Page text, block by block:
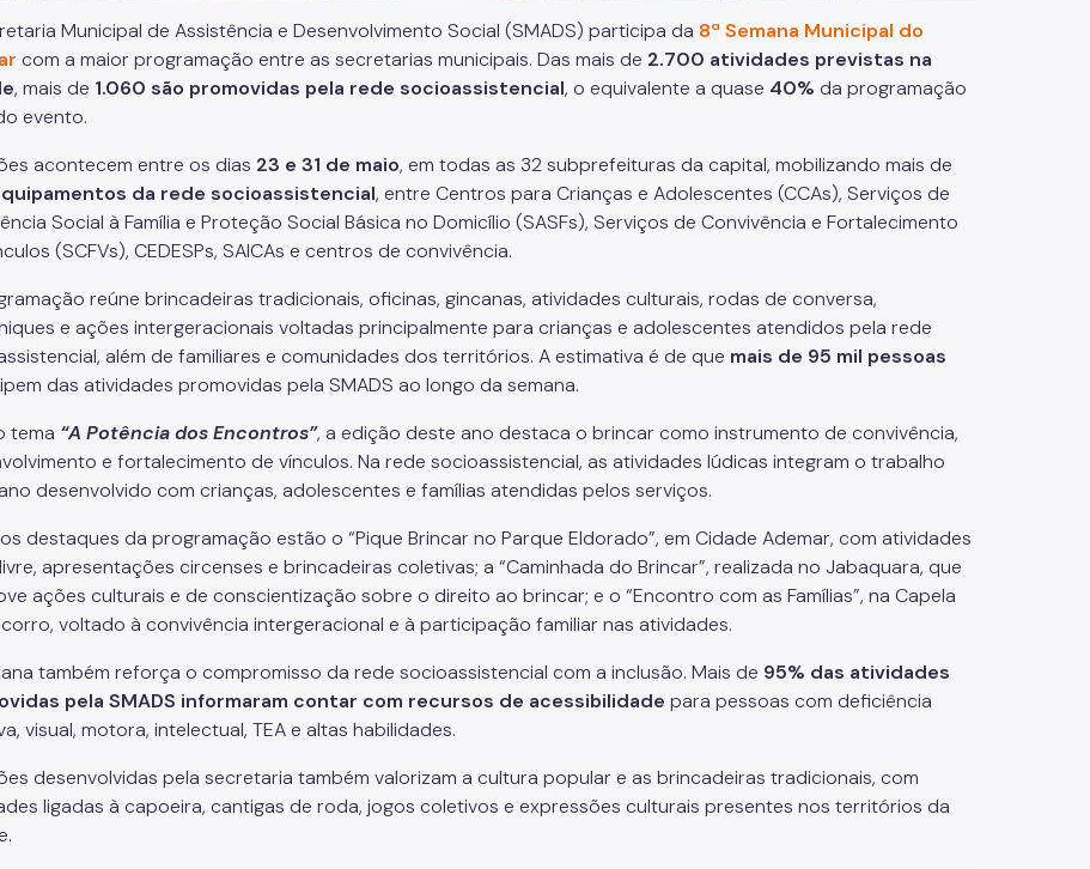
Municipal de Assistência e Desenvolvimento Social (SMADS) participa da 8ª Semana Municipal do
com a maior programação entre as secretarias municipais. Das mais de 2.700 atividades previstas na
, mais de 1.060 são promovidas pela rede socioassistencial, o equivalente a quase 40% da programação
evento.
acontecem entre os dias 23 e 31 de maio, em todas as 32 subprefeituras da capital, mobilizando mais de
da rede socioassistencial, entre Centros para Crianças e Adolescentes (CCAs), Serviços de
Social à Família e Proteção Social Básica no Domicílio (SASFs), Serviços de Convivência e Fortalecimento
(SCFVs), CEDESPs, SAICAs e centros de convivência.
reúne brincadeiras tradicionais, oficinas, gincanas, atividades culturais, rodas de conversa,
e ações intergeracionais voltadas principalmente para crianças e adolescentes atendidos pela rede
além de familiares e comunidades dos territórios. A estimativa é de que mais de 95 mil pessoas
das atividades promovidas pela SMADS ao longo da semana.
tema “A Potência dos Encontros”, a edição deste ano destaca o brincar como instrumento de convivência,
e fortalecimento de vínculos. Na rede socioassistencial, as atividades lúdicas integram o trabalho
desenvolvido com crianças, adolescentes e famílias atendidas pelos serviços.
destaques da programação estão o “Pique Brincar no Parque Eldorado”, em Cidade Ademar, com atividades
apresentações circenses e brincadeiras coletivas; a “Caminhada do Brincar”, realizada no Jabaquara, que
ações culturais e de conscientização sobre o direito ao brincar; e o “Encontro com as Famílias”, na Capela
voltado à convivência intergeracional e à participação familiar nas atividades.
também reforça o compromisso da rede socioassistencial com a inclusão. Mais de 95% das atividades
pela SMADS informaram contar com recursos de acessibilidade para pessoas com deficiência
visual, motora, intelectual, TEA e altas habilidades.
desenvolvidas pela secretaria também valorizam a cultura popular e as brincadeiras tradicionais, com
ligadas à capoeira, cantigas de roda, jogos coletivos e expressões culturais presentes nos territórios da